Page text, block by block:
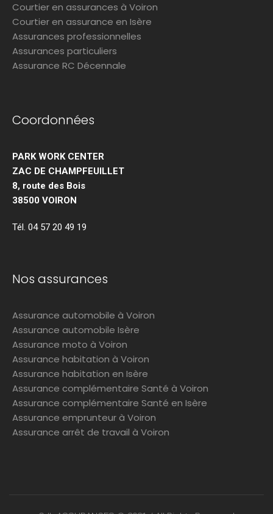
Courtier en assurances à Voiron
Courtier en assurance en Isère
Assurances professionnelles
Assurances particuliers
Assurance RC Décennale
Coordonnées
PARK WORK CENTER
ZAC DE CHAMPFEUILLET
8, route des Bois
38500 VOIRON
Tél. 04 57 20 49 19
Nos assurances
Assurance automobile à Voiron
Assurance automobile Isère
Assurance moto à Voiron
Assurance habitation à Voiron
Assurance habitation en Isère
Assurance complémentaire Santé à Voiron
Assurance complémentaire Santé en Isère
Assurance emprunteur à Voiron
Assurance arrêt de travail à Voiron